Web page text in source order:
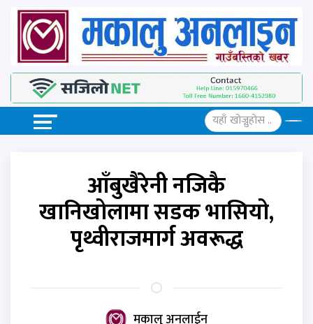
आँबुखैरेनी नजिकै
खानिखोलामा सडक भासियो,
पृथ्वीराजमार्ग अवरूद्ध
मकालु अनलाईन